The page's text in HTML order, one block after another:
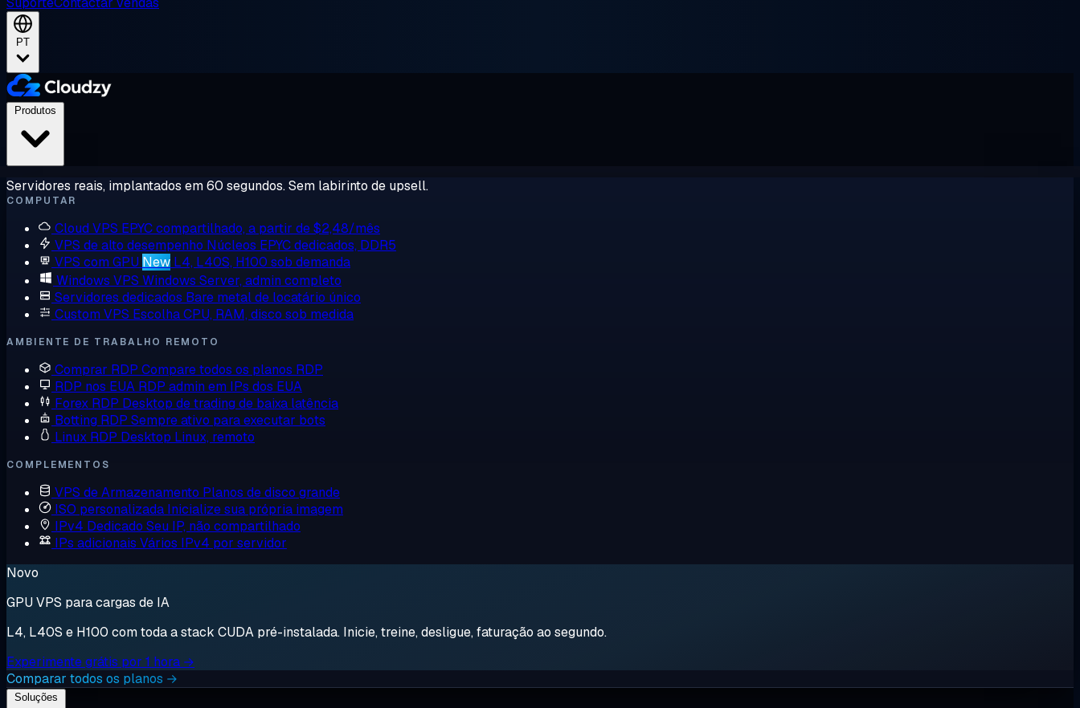
PT
Servidores reais, implantados em 60 segundos. Sem labirinto de upsell.
COMPUTAR
Cloud VPS EPYC compartilhado, a partir de $2,48/mês
VPS de alto desempenho Núcleos EPYC dedicados, DDR5
VPS com GPU New L4, L40S, H100 sob demanda
Windows VPS Windows Server, admin completo
Servidores dedicados Bare metal de locatário único
Custom VPS Escolha CPU, RAM, disco sob medida
AMBIENTE DE TRABALHO REMOTO
Comprar RDP Compare todos os planos RDP
RDP nos EUA RDP admin em IPs dos EUA
Forex RDP Desktop de trading de baixa latência
Botting RDP Sempre ativo para executar bots
Linux RDP Desktop Linux, remoto
COMPLEMENTOS
VPS de Armazenamento Planos de disco grande
ISO personalizada Inicialize sua própria imagem
IPv4 Dedicado Seu IP, não compartilhado
IPs adicionais Vários IPv4 por servidor
Novo
GPU VPS para cargas de IA
L4, L40S e H100 com toda a stack CUDA pré-instalada. Inicie, treine, desligue, faturação ao segundo.
Experimente grátis por 1 hora →
Comparar todos os planos →